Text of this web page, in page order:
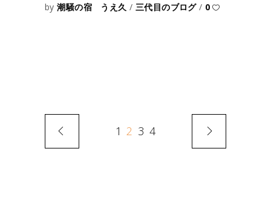
by潮騒の宿 うえ久 三代目のブログ 0
1 2 3 4